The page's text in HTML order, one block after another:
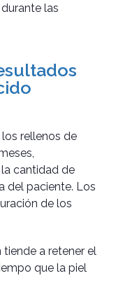
las
rellenos de
cantidad de
del paciente. Los
de los
a retener el
que la piel